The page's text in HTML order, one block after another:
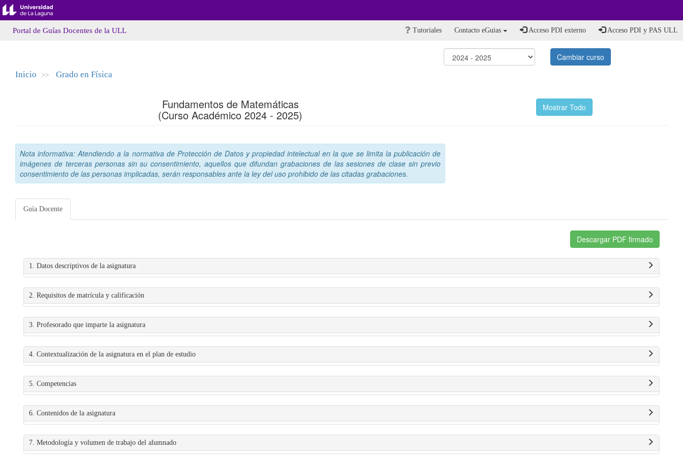
Portal de Guías Docentes de la ULL Tutoriales Contacto eGuias Acceso PDI externo Acceso PDI y PAS ULL
Cambiar curso
Inicio >> Grado en Física
Fundamentos de Matemáticas
(Curso Académico 2024 - 2025)
Mostrar Todo
Nota informativa: Atendiendo a la normativa de Protección de Datos y propiedad intelectual en la que se limita la publicación de
imágenes de terceras personas sin su consentimiento, aquellos que difundan grabaciones de las sesiones de clase sin previo
consentimiento de las personas implicadas, serán responsables ante la ley del uso prohibido de las citadas grabaciones.
Guía Docente
Descargar PDF firmado
1. Datos descriptivos de la asignatura
2. Requisitos de matrícula y calificación
3. Profesorado que imparte la asignatura
4. Contextualización de la asignatura en el plan de estudio
5. Competencias
6. Contenidos de la asignatura
7. Metodología y volumen de trabajo del alumnado